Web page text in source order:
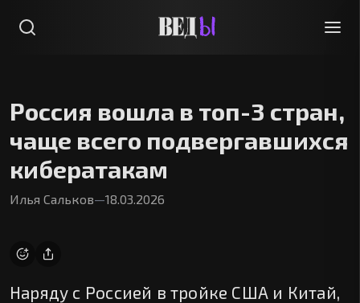
Россия вошла в топ-3 стран,
чаще всего подвергавшихся
кибератакам
Илья Сальков—18.03.2026
Наряду с Россией в тройке США и Китай,